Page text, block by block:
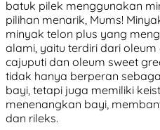
batuk pilek menggunakan
pilihan menarik, Mums!
minyak telon plus yang
alami, yaitu terdiri dari oleum
cajuputi dan oleum sweet
tidak hanya berperan
bayi, tetapi juga memiliki
menenangkan bayi,
dan rileks.